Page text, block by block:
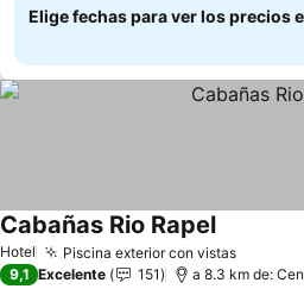
Elige fechas para ver los precios
Hotel Piscina exterior con vistas
Cabañas Rio Rapel
9,1 Excelente 151 a 8.3 km de: